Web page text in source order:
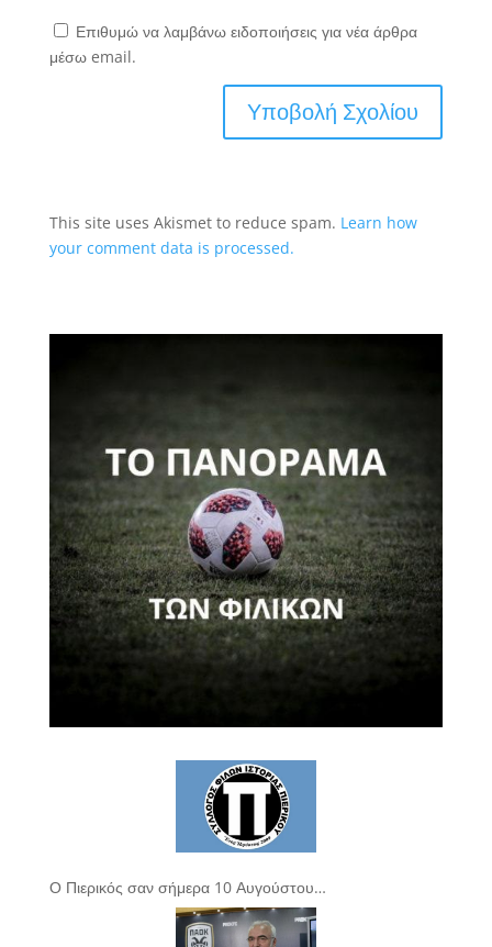
Επιθυμώ να λαμβάνω ειδοποιήσεις για νέα άρθρα
μέσω email.
This site uses Akismet to reduce spam. Learn how
your comment data is processed.
Ο Πιερικός σαν σήμερα 10 Αυγούστου…